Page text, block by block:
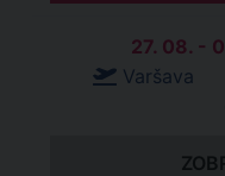
27. 08. -
Varšava